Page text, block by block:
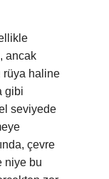
ancak
rüya haline
gibi
seviyede
çevre
niye bu